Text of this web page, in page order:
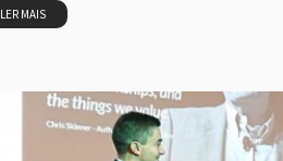
LER MAIS